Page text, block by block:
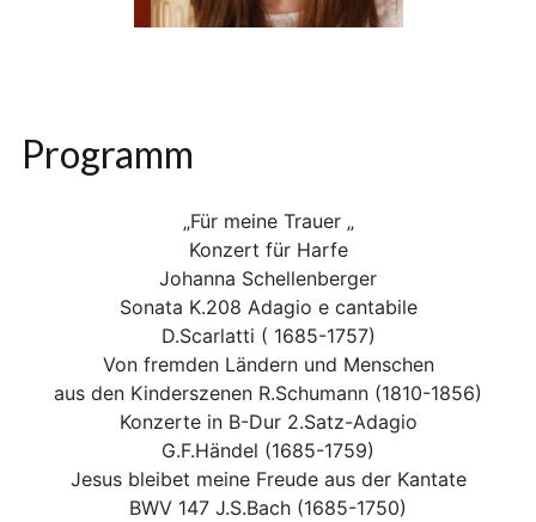
Programm
„Für meine Trauer „
Konzert für Harfe
Johanna Schellenberger
Sonata K.208 Adagio e cantabile
D.Scarlatti ( 1685-1757)
Von fremden Ländern und Menschen
aus den Kinderszenen R.Schumann (1810-1856)
Konzerte in B-Dur 2.Satz-Adagio
G.F.Händel (1685-1759)
Jesus bleibet meine Freude aus der Kantate
BWV 147 J.S.Bach (1685-1750)